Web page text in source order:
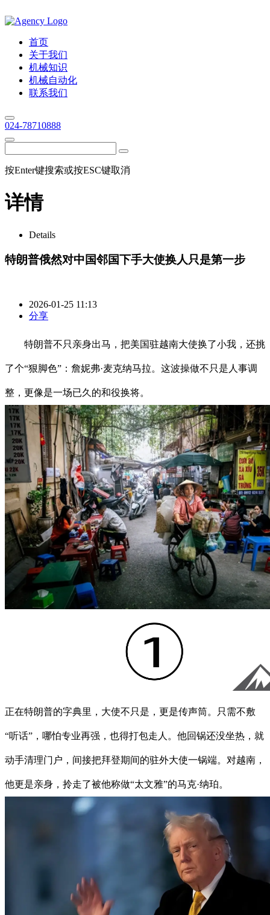
首页
关于我们
机械知识
机械自动化
联系我们
024-78710888
按Enter键搜索或按ESC键取消
详情
Details
特朗普俄然对中国邻国下手大使换人只是第一步
2026-01-25 11:13
分享
特朗普不只亲身出马，把美国驻越南大使换了小我，还挑
了个“狠脚色”：詹妮弗·麦克纳马拉。这波操做不只是人事调
整，更像是一场已久的和役换将。
正在特朗普的字典里，大使不只是，更是传声筒。只需不敷
“听话”，哪怕专业再强，也得打包走人。他回锅还没坐热，就
动手清理门户，间接把拜登期间的驻外大使一锅端。对越南，
他更是亲身，拎走了被他称做“太文雅”的马克·纳珀。